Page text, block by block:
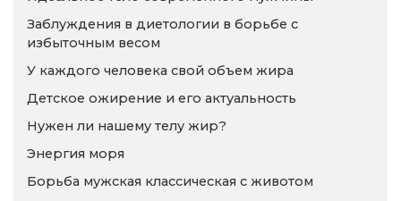
Заблуждения в диетологии в борьбе с
избыточным весом
У каждого человека свой объем жира
Детское ожирение и его актуальность
Нужен ли нашему телу жир?
Энергия моря
Борьба мужская классическая с животом